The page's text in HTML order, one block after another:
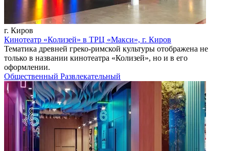
г. Киров
Кинотеатр «Колизей» в ТРЦ «Макси», г. Киров
Тематика древней греко-римской культуры отображена не
только в названии кинотеатра «Колизей», но и в его
оформлении.
Общественный Развлекательный